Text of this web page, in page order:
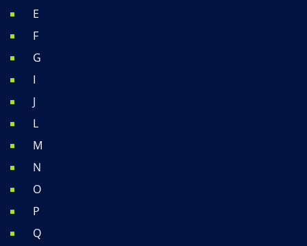
E
F
G
I
J
L
M
N
O
P
Q